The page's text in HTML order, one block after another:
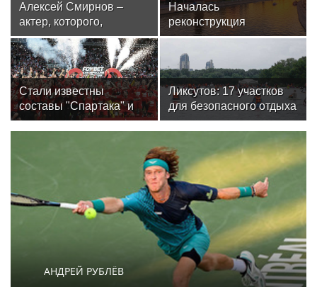
Алексей Смирнов –
актер, которого,
надеюсь, еще не
забыли
Началась
реконструкция
спортивного комплекса
в Крылатском
Стали известны
составы "Спартака" и
"Оренбурга" на матч
Ликсутов: 17 участков
для безопасного отдыха
и водного спорта
АНДРЕЙ РУБЛЁВ